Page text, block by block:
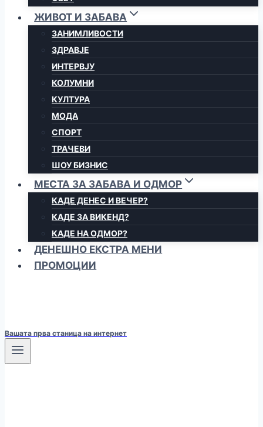
ЖИВОТ И ЗАБАВА
ЗАНИМЛИВОСТИ
ЗДРАВЈЕ
ИНТЕРВЈУ
КОЛУМНИ
КУЛТУРА
МОДА
СПОРТ
ТРАЧЕВИ
ШОУ БИЗНИС
МЕСТА ЗА ЗАБАВА И ОДМОР
КАДЕ ДЕНЕС И ВЕЧЕР?
КАДЕ ЗА ВИКЕНД?
КАДЕ НА ОДМОР?
ДЕНЕШНО ЕКСТРА МЕНИ
ПРОМОЦИИ
Вашата прва станица на интернет